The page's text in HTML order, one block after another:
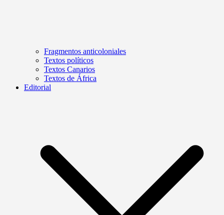
Fragmentos anticoloniales
Textos políticos
Textos Canarios
Textos de África
Editorial